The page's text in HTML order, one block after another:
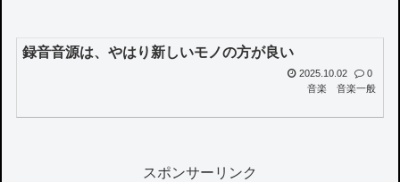
録音音源は、やはり新しいモノの方が良い
2025.10.02
0
音楽
音楽一般
スポンサーリンク